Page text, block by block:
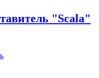
"Scala"